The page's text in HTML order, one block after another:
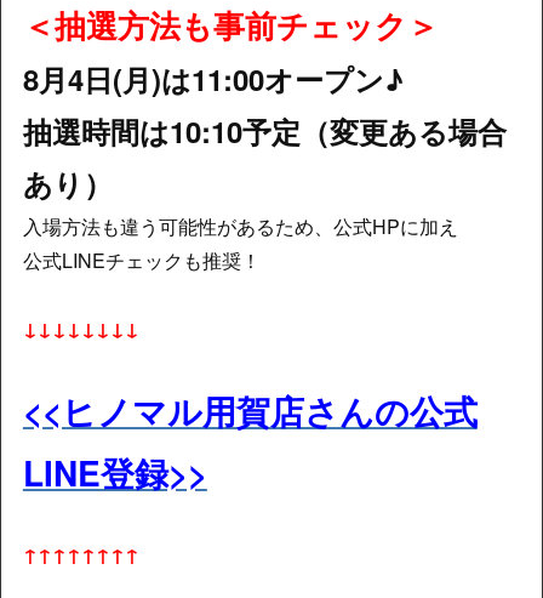
＜抽選方法も事前チェック＞
8月4日(月)は11:00オープン♪
抽選時間は10:10予定（変更ある場合
あり）
入場方法も違う可能性があるため、公式HPに加え
公式LINEチェックも推奨！
↓↓↓↓​↓↓↓↓
<<ヒノマル用賀店さんの公式
LINE登録>>
↑↑↑↑↑↑↑↑